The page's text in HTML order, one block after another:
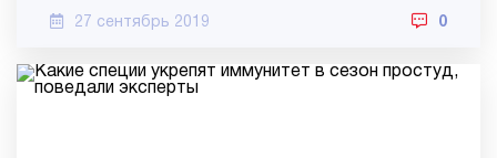
27 сентябрь 2019 0